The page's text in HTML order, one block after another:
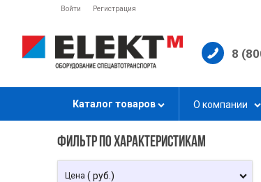
Войти Регистрация
8
Каталог товаров О компании
ФИЛЬТР ПО ХАРАКТЕРИСТИКАМ
Цена ( руб.)